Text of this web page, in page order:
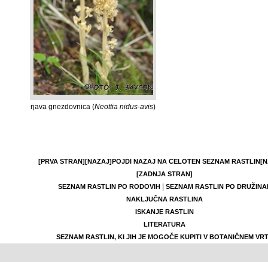
rjava gnezdovnica (Neottia nidus-avis)
[PRVA STRAN][NAZAJ]POJDI NAZAJ NA CELOTEN SEZNAM RASTLIN
[ZADNJA STRAN]
SEZNAM RASTLIN PO RODOVIH|
SEZNAM RASTLIN PO
NAKLJUČNA RASTLINA
ISKANJE RASTLIN
LITERATURA
SEZNAM RASTLIN, KI JIH JE MOGOČE KUPITI V BOTANIČNEM